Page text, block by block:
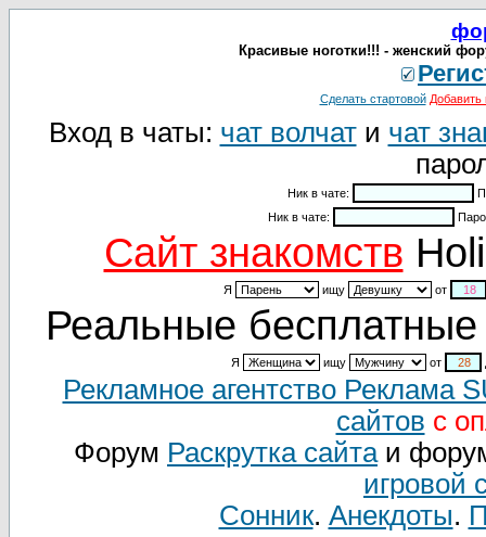
Красивые ноготки!!! - женский
Сделать стартовой Добавить
Вход в чаты: чат волчати чат
Ник в чате:
Ник в чате:
Cайт знакомств
Я ищу от
Реальные бесплатные
Я ищу от
Рекламное агентство Реклама
сайтов с
Форум Раскрутка сайтаи
игровой
Сонник. Анекдоты.